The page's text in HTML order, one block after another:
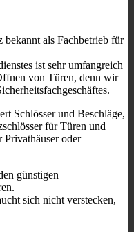
als Fachbetrieb für
ist sehr umfangreich
von Türen, denn wir
Schlösser und Beschläge,
für Türen und
oder
günstigen
sich nicht verstecken,